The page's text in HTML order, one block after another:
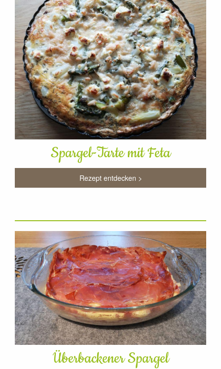
Spargel-Tarte mit Feta
Rezept entdecken >
Überbackener Spargel